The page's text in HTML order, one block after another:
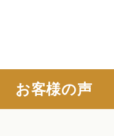
お客様の声